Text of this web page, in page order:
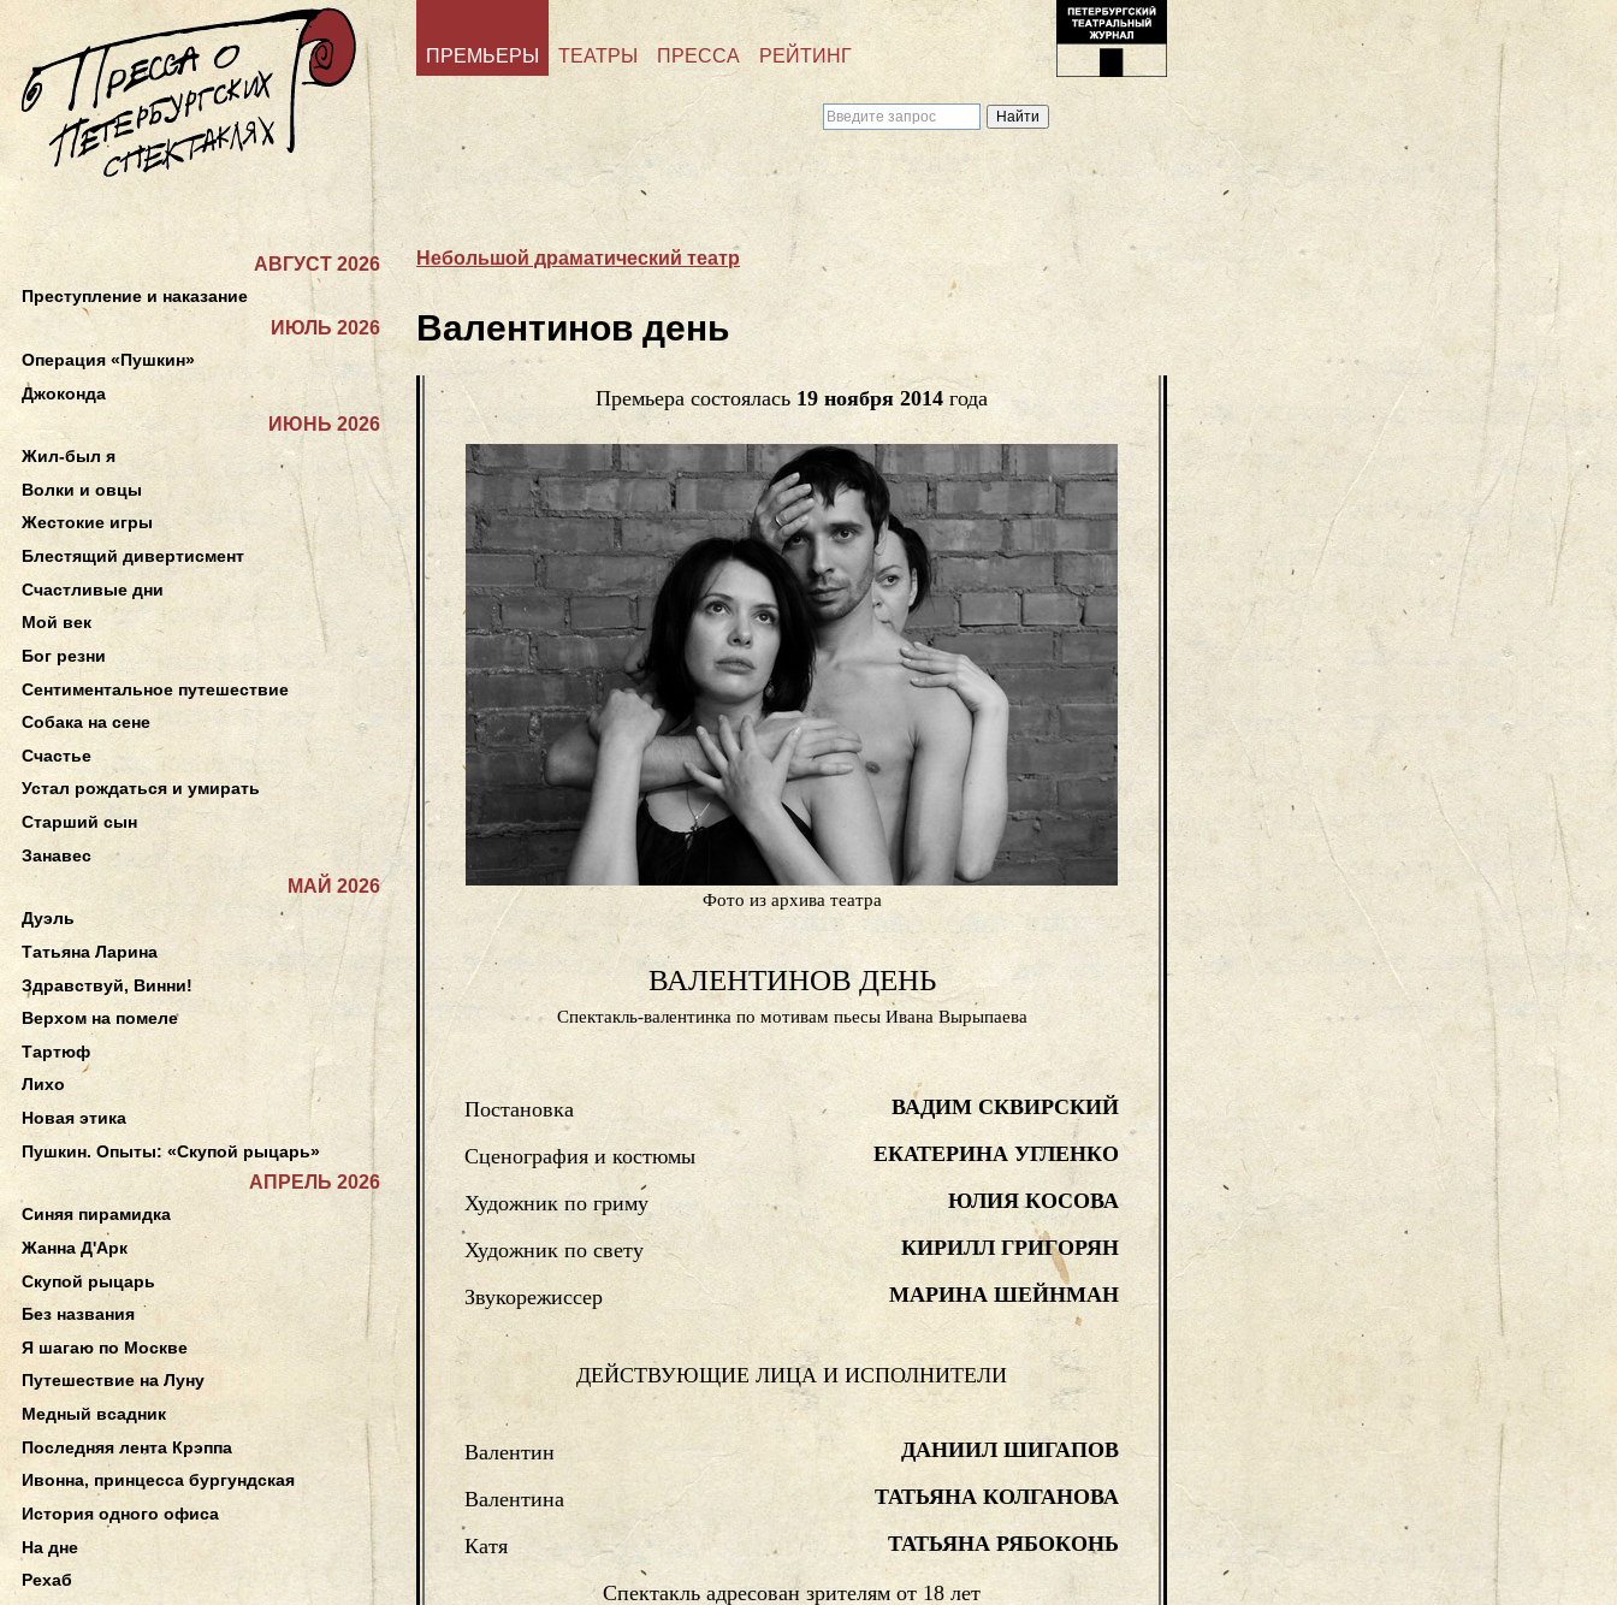
ПРЕМЬЕРЫ ТЕАТРЫ ПРЕССА РЕЙТИНГ
Небольшой драматический театр
Валентинов день
Премьера состоялась 19 ноября 2014года
Фото из архива театра
ВАЛЕНТИНОВ ДЕНЬ
Спектакль-валентинка по мотивам пьесы Ивана Вырыпаева
Постановка ВАДИМ СКВИРСКИЙ
Сценография и костюмы ЕКАТЕРИНА УГЛЕНКО
Художник по гриму ЮЛИЯ КОСОВА
Художник по свету КИРИЛЛ ГРИГОРЯН
Звукорежиссер МАРИНА ШЕЙНМАН
ДЕЙСТВУЮЩИЕ ЛИЦА И ИСПОЛНИТЕЛИ
Валентин ДАНИИЛ ШИГАПОВ
Валентина ТАТЬЯНА КОЛГАНОВА
Катя ТАТЬЯНА РЯБОКОНЬ
Спектакль адресован зрителям от 18 лет
АВГУСТ 2026
Преступление и наказание
ИЮЛЬ 2026
Операция «Пушкин»
Джоконда
ИЮНЬ 2026
Жил-был я
Волки и овцы
Жестокие игры
Блестящий дивертисмент
Счастливые дни
Мой век
Бог резни
Сентиментальное путешествие
Собака на сене
Счастье
Устал рождаться и умирать
Старший сын
Занавес
МАЙ 2026
Дуэль
Татьяна Ларина
Здравствуй, Винни!
Верхом на помеле
Тартюф
Лихо
Новая этика
Пушкин. Опыты: «Скупой рыцарь»
АПРЕЛЬ 2026
Синяя пирамидка
Жанна Д'Арк
Скупой рыцарь
Без названия
Я шагаю по Москве
Путешествие на Луну
Медный всадник
Последняя лента Крэппа
Ивонна, принцесса бургундская
История одного офиса
На дне
Рехаб